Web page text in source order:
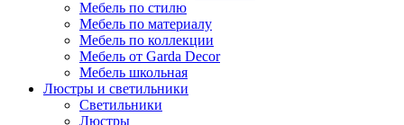
Мебель по стилю
Мебель по материалу
Мебель по коллекции
Мебель от Garda Decor
Мебель школьная
Люстры и светильники
Светильники
Люстры